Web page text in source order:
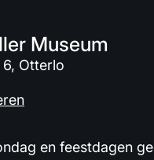
Museum
Otterlo
en feestdagen